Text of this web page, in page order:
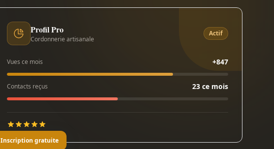
Profil Pro
Cordonnerie artisanale
Actif
Vues ce mois +847
Contacts reçus 23 ce mois
Inscription gratuite